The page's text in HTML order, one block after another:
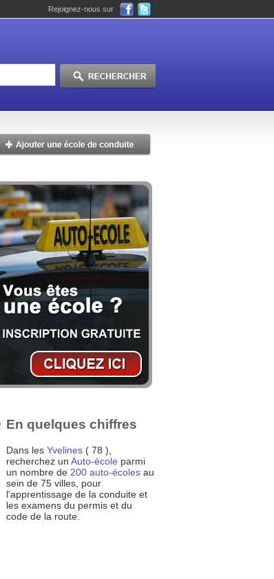
Rejoignez-nous sur
En quelques chiffres
Dans les Yvelines ( 78 ),
recherchez un Auto-école parmi
un nombre de 200 auto-écoles au
sein de 75 villes, pour
l'apprentissage de la conduite et
les examens du permis et du
code de la route.